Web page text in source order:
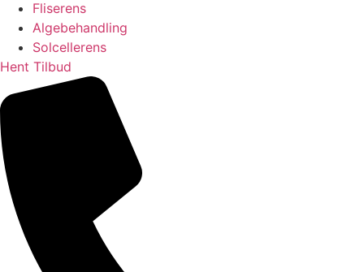
Fliserens
Algebehandling
Solcellerens
Hent Tilbud